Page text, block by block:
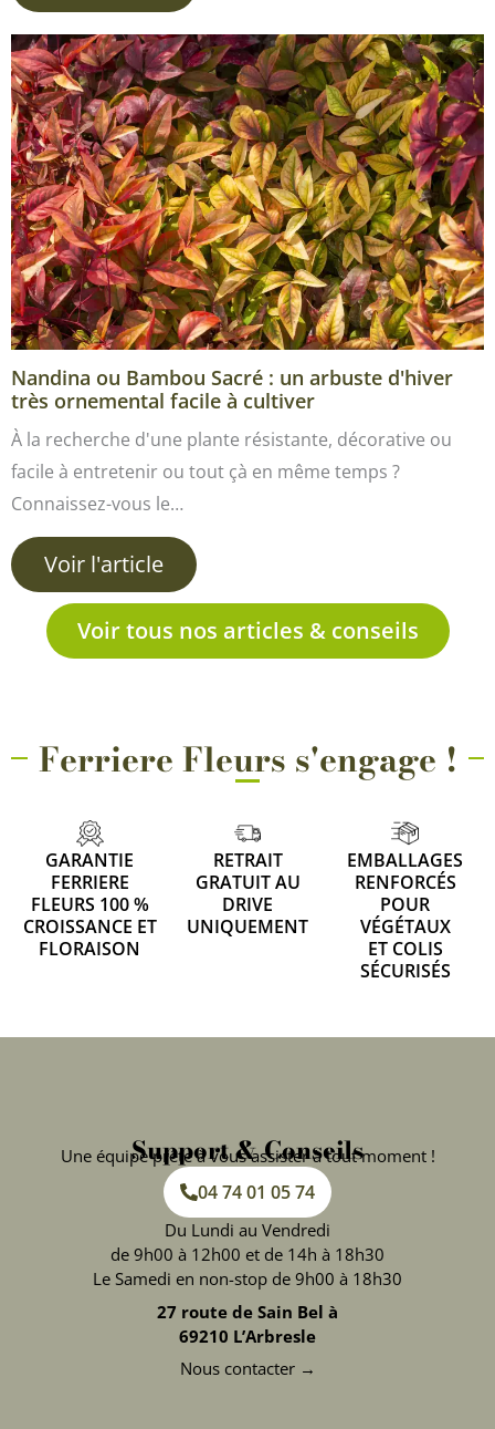
Nandina ou Bambou Sacré : un arbuste d'hiver
très ornemental facile à cultiver
À la recherche d'une plante résistante, décorative ou
facile à entretenir ou tout çà en même temps ?
Connaissez-vous le…
Voir l'article
Voir tous nos articles & conseils
Ferriere Fleurs s'engage !
GARANTIE
FERRIERE
FLEURS 100 %
CROISSANCE ET
FLORAISON
RETRAIT
GRATUIT AU
DRIVE
UNIQUEMENT
EMBALLAGES
RENFORCÉS
POUR
VÉGÉTAUX
ET COLIS
SÉCURISÉS
Support & Conseils
Une équipe prête à vous assister à tout moment !
04 74 01 05 74
Du Lundi au Vendredi
de 9h00 à 12h00 et de 14h à 18h30
Le Samedi en non-stop de 9h00 à 18h30
27 route de Sain Bel à
69210 L’Arbresle
Nous contacter →